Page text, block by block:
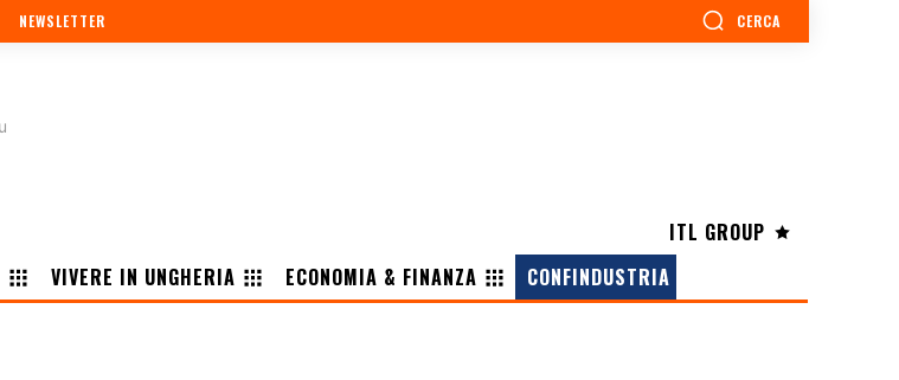
NEWSLETTER CERCA
ITL GROUP
VIVERE IN UNGHERIA ECONOMIA & FINANZA CONFINDUSTRIA